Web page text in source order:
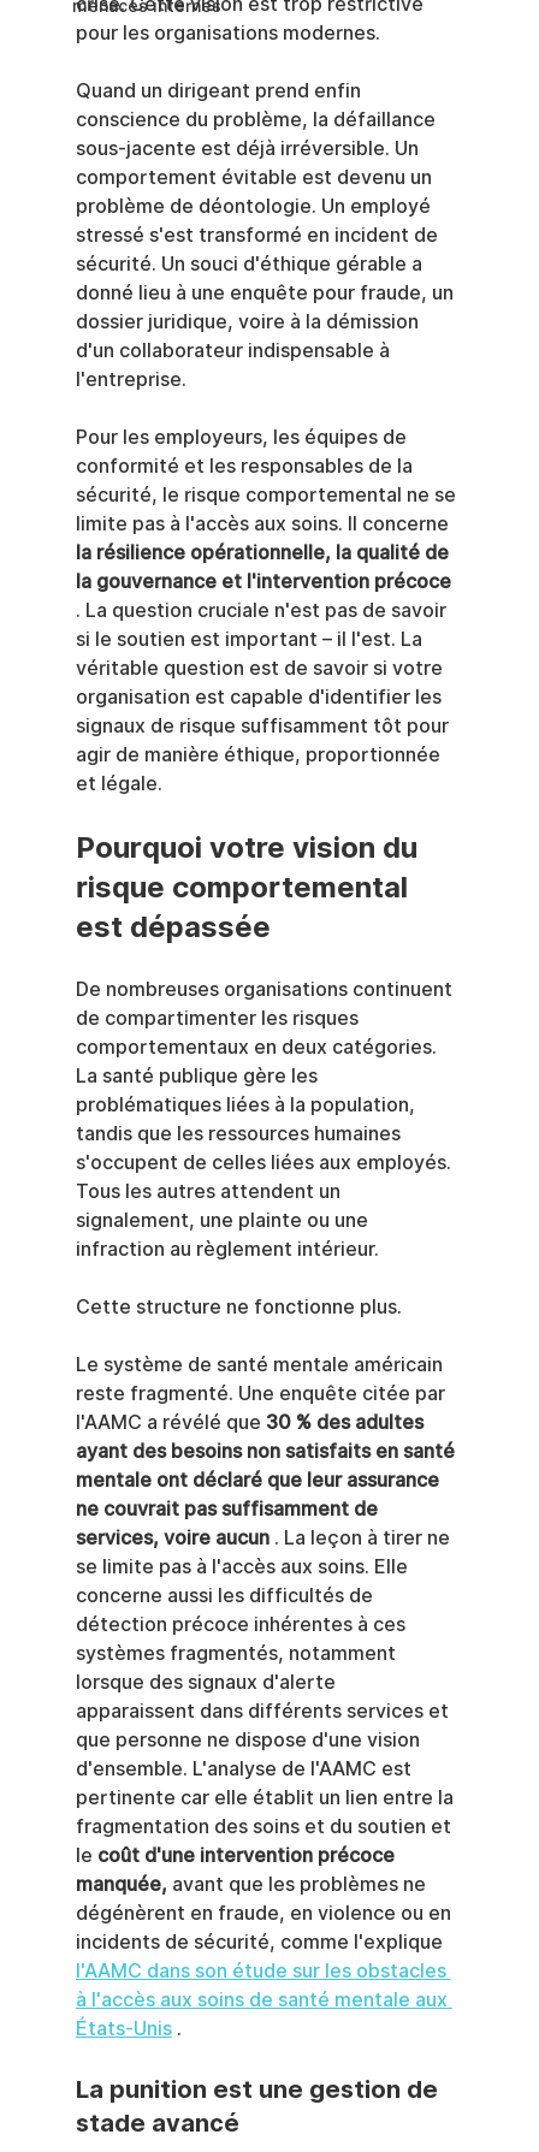
menaces internes
pour les organisations modernes.
Quand un dirigeant prend enfin
conscience du problème, la défaillance
sous-jacente est déjà irréversible. Un
comportement évitable est devenu un
problème de déontologie. Un employé
stressé s'est transformé en incident de
sécurité. Un souci d'éthique gérable a
donné lieu à une enquête pour fraude, un
dossier juridique, voire à la démission
d'un collaborateur indispensable à
l'entreprise.
Pour les employeurs, les équipes de
conformité et les responsables de la
sécurité, le risque comportemental ne se
limite pas à l'accès aux soins. Il concerne
la résilience opérationnelle, la qualité de
la gouvernance et l'intervention précoce
. La question cruciale n'est pas de savoir
si le soutien est important – il l'est. La
véritable question est de savoir si votre
organisation est capable d'identifier les
signaux de risque suffisamment tôt pour
agir de manière éthique, proportionnée
et légale.
Pourquoi votre vision du
risque comportemental
est dépassée
De nombreuses organisations continuent
de compartimenter les risques
comportementaux en deux catégories.
La santé publique gère les
problématiques liées à la population,
tandis que les ressources humaines
s'occupent de celles liées aux employés.
Tous les autres attendent un
signalement, une plainte ou une
infraction au règlement intérieur.
Cette structure ne fonctionne plus.
Le système de santé mentale américain
reste fragmenté. Une enquête citée par
l'AAMC a révélé que 30 % des adultes
ayant des besoins non satisfaits en santé
mentale ont déclaré que leur assurance
ne couvrait pas suffisamment de
services, voire aucun . La leçon à tirer ne
se limite pas à l'accès aux soins. Elle
concerne aussi les difficultés de
détection précoce inhérentes à ces
systèmes fragmentés, notamment
lorsque des signaux d'alerte
apparaissent dans différents services et
que personne ne dispose d'une vision
d'ensemble. L'analyse de l'AAMC est
pertinente car elle établit un lien entre la
fragmentation des soins et du soutien et
le coût d'une intervention précoce
manquée, avant que les problèmes ne
dégénèrent en fraude, en violence ou en
incidents de sécurité, comme l'explique
l'AAMC dans son étude sur les obstacles
à l'accès aux soins de santé mentale aux
États-Unis .
La punition est une gestion de
stade avancé